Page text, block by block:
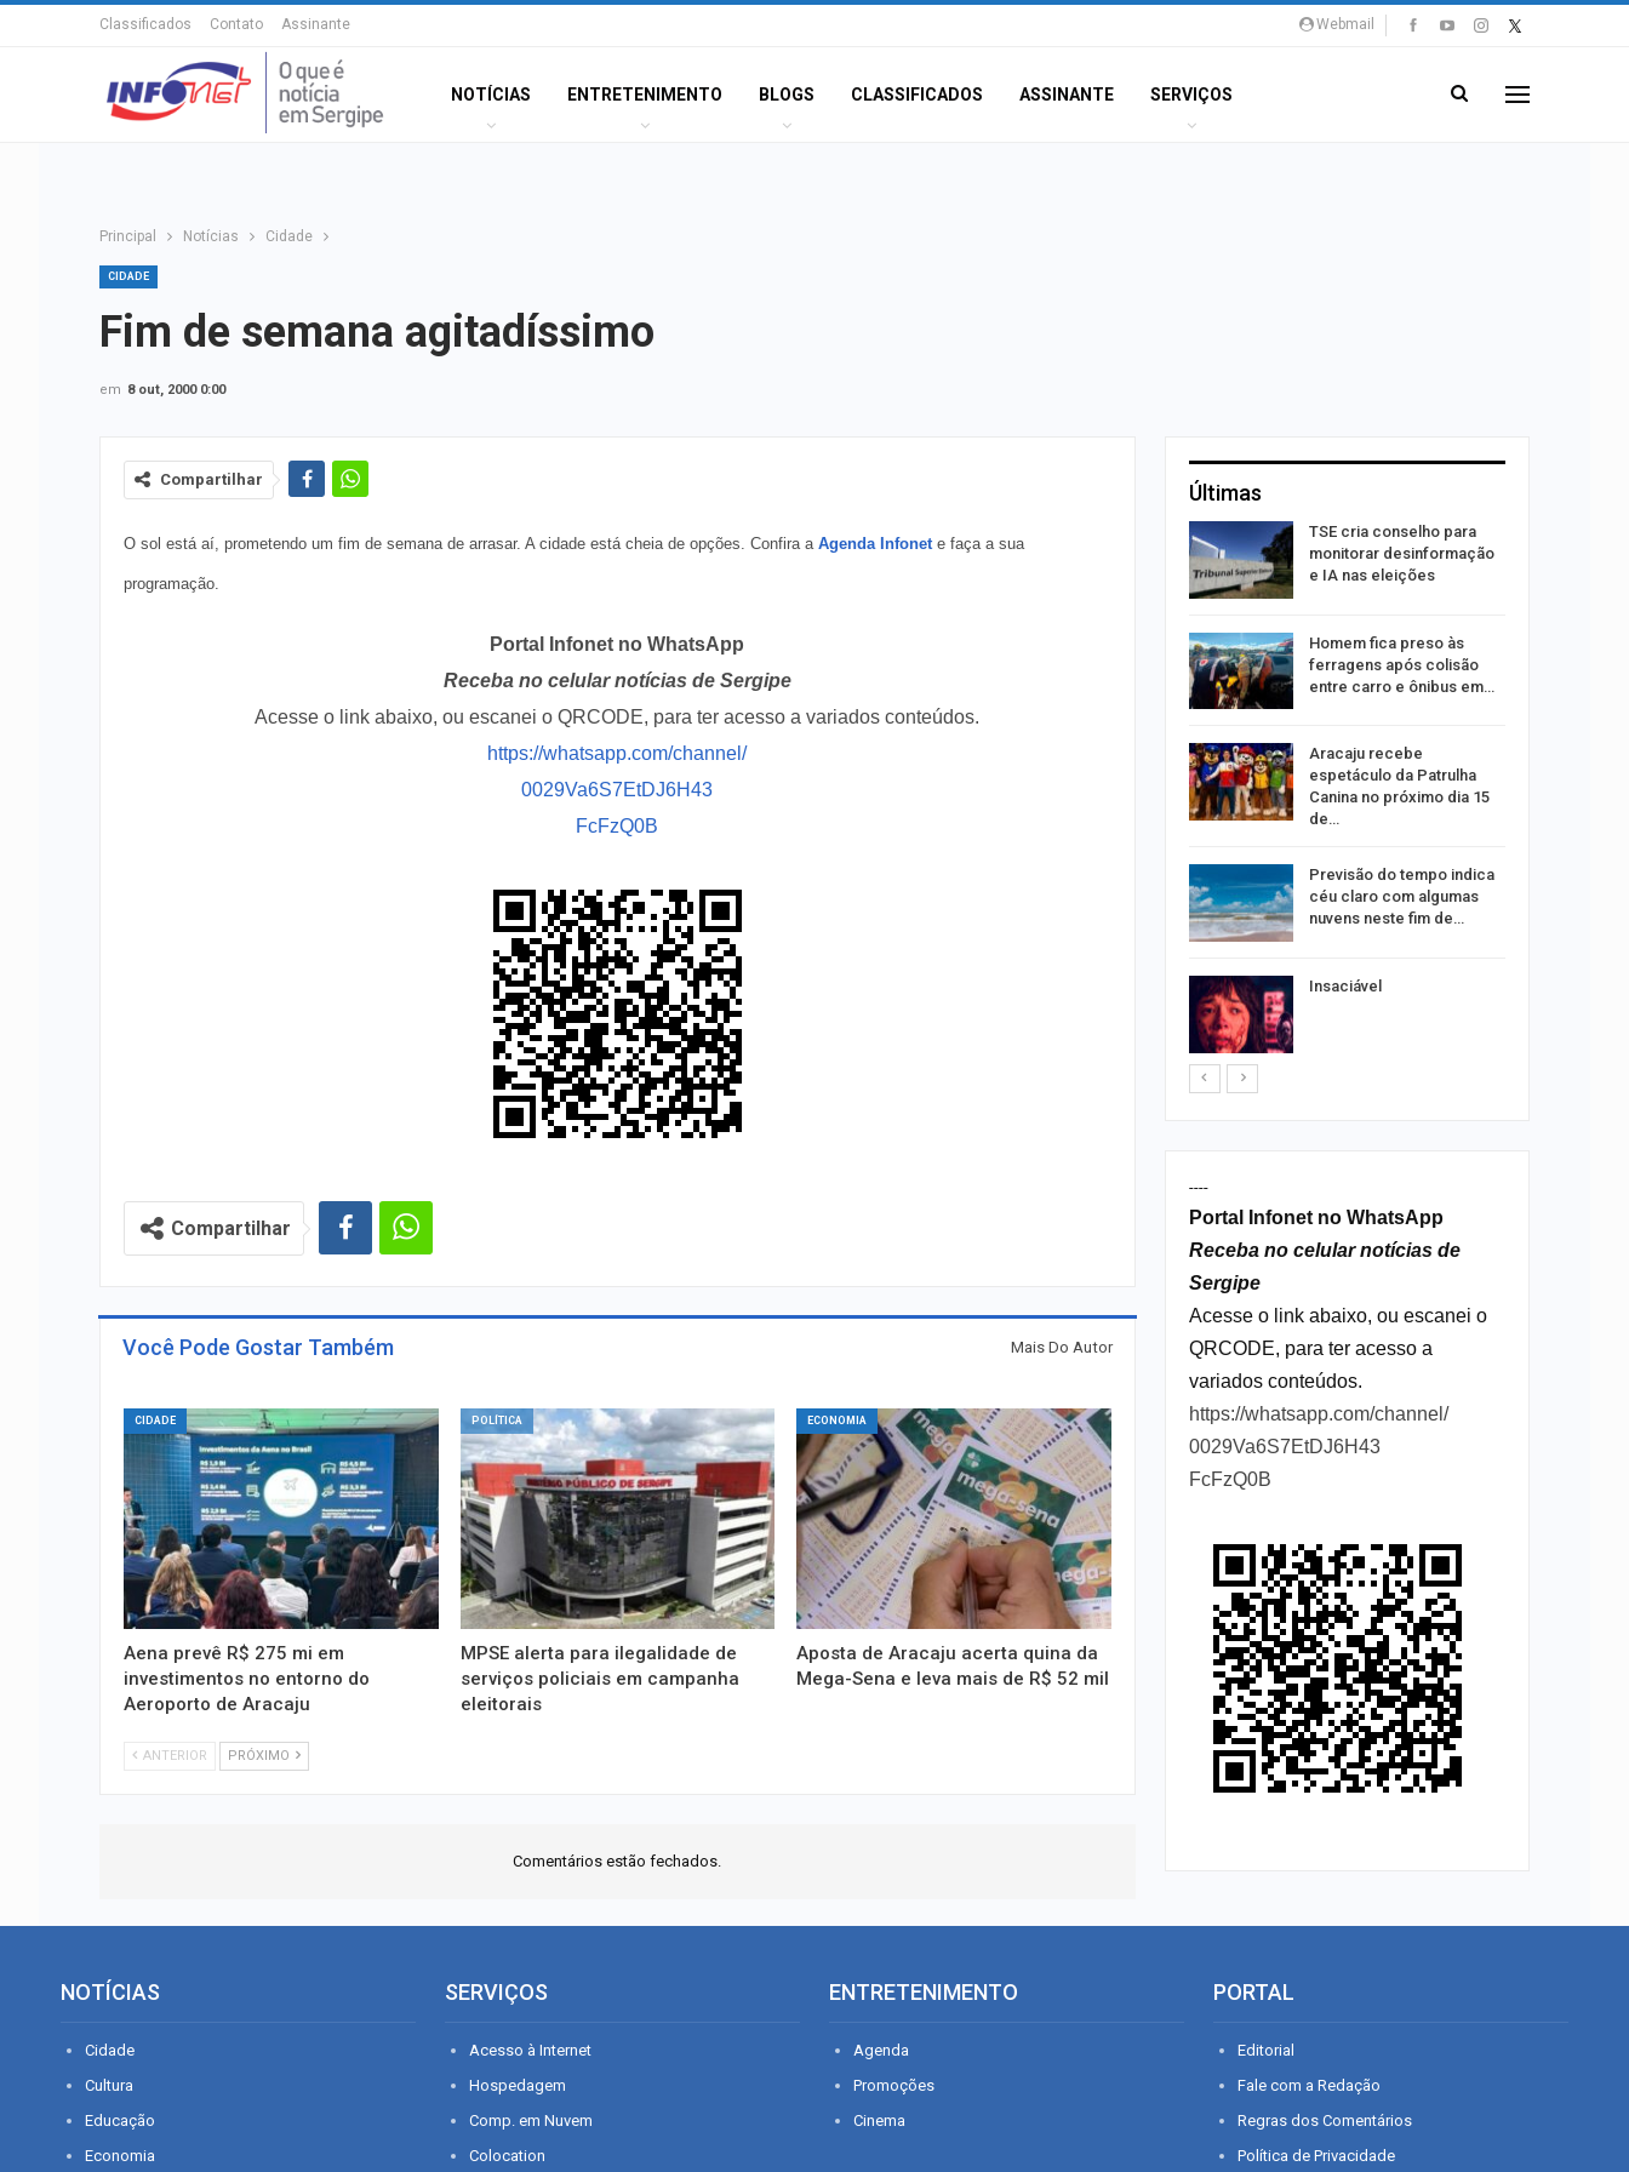
Webmail
Classificados Contato Assinante
NOTÍCIAS ENTRETENIMENTO BLOGS CLASSIFICADOS ASSINANTE SERVIÇOS
Principal Notícias Cidade
CIDADE
Fim de semana agitadíssimo
em 8 out, 2000 0:00
Compartilhar
O sol está aí, prometendo um fim de semana de arrasar. A cidade está cheia de opções. Confira a Agenda Infonet e faça a sua
programação.
Portal Infonet no WhatsApp
Receba no celular notícias de Sergipe
Acesse o link abaixo, ou escanei o QRCODE, para ter acesso a variados conteúdos.
https://whatsapp.com/channel/
0029Va6S7EtDJ6H43
FcFzQ0B
Compartilhar
Você Pode Gostar Também Mais Do Autor
CIDADE
Aena prevê R$ 275 mi em
investimentos no entorno do
Aeroporto de Aracaju
POLÍTICA
MPSE alerta para ilegalidade de
serviços policiais em campanha
eleitorais
ECONOMIA
Aposta de Aracaju acerta quina da
Mega-Sena e leva mais de R$ 52 mil
ANTERIOR PRÓXIMO
Comentários estão fechados.
Últimas
de chuva leve durante o
TSE cria conselho para
monitorar desinformação
e IA nas eleições
Homem fica preso às
ferragens após colisão
entre carro e ônibus em…
Aracaju recebe
espetáculo da Patrulha
Canina no próximo dia 15
de…
Previsão do tempo indica
céu claro com algumas
nuvens neste fim de…
Insaciável
----
Portal Infonet no WhatsApp
Receba no celular notícias de
Sergipe
Acesse o link abaixo, ou escanei o
QRCODE, para ter acesso a
variados conteúdos.
https://whatsapp.com/channel/
0029Va6S7EtDJ6H43
FcFzQ0B
NOTÍCIAS
Cidade
Cultura
Educação
Economia
SERVIÇOS
Acesso à Internet
Hospedagem
Comp. em Nuvem
Colocation
ENTRETENIMENTO
Agenda
Promoções
Cinema
PORTAL
Editorial
Fale com a Redação
Regras dos Comentários
Política de Privacidade